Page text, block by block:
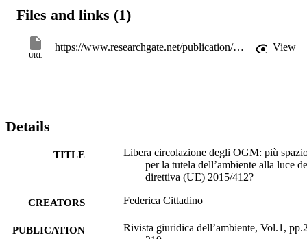
Files and links (1)
URL
https://www.researchgate.net/publication/311443303_Libera_circolazione_degli_OGM_piu_spazio_per_la_tutela_dell'ambiente_alla_luce_della_direttiva_UE_2015412 View
Details
TITLE
Libera circolazione degli OGM: più
per la tutela dell’ambiente alla luce
direttiva (UE) 2015/412?
CREATORS Federica Cittadino
PUBLICATION
Rivista giuridica dell’ambiente, Vol.1,